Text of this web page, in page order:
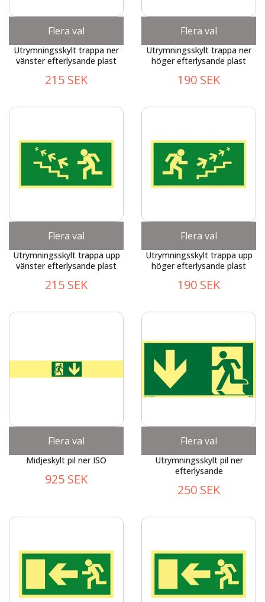
Flera val
Utrymningsskylt trappa ner
vänster efterlysande plast
215 SEK
Flera val
Utrymningsskylt trappa ner
höger efterlysande plast
190 SEK
Flera val
Utrymningsskylt trappa upp
vänster efterlysande plast
215 SEK
Flera val
Utrymningsskylt trappa upp
höger efterlysande plast
190 SEK
Flera val
Midjeskylt pil ner ISO
925 SEK
Flera val
Utrymningsskylt pil ner
efterlysande
250 SEK